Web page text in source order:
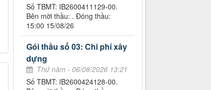
Số TBMT: IB2600411129-00.
Bên mời thầu: . Đóng thầu:
15:00 15/08/26
Gói thầu số 03: Chi phí xây
dựng
Thứ năm - 06/08/2026 13:21
Số TBMT: IB2600424128-00.